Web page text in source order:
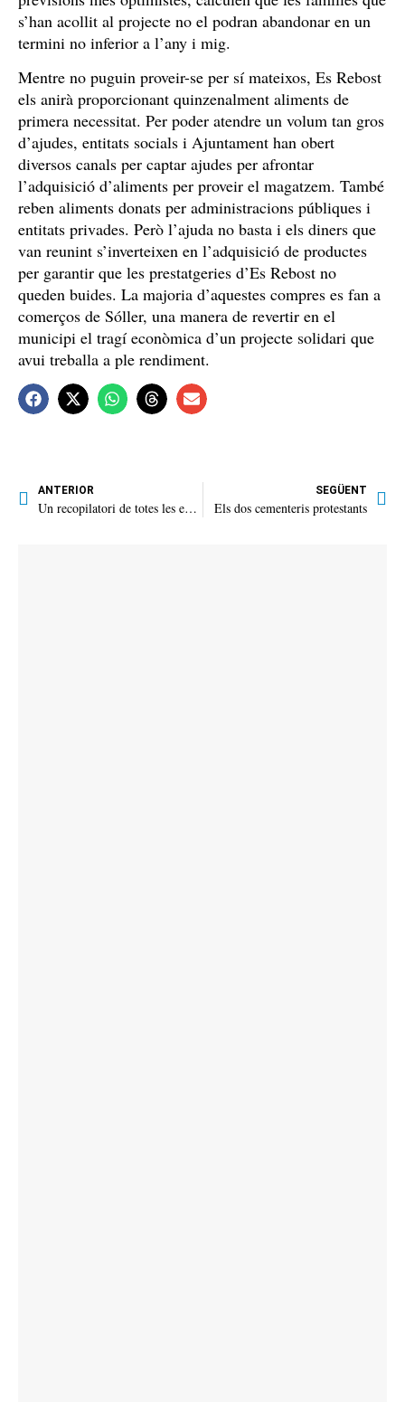
s’han acollit al projecte no el podran abandonar en un
termini no inferior a l’any i mig.
Mentre no puguin proveir-se per sí mateixos, Es Rebost
els anirà proporcionant quinzenalment aliments de
primera necessitat. Per poder atendre un volum tan gros
d’ajudes, entitats socials i Ajuntament han obert
diversos canals per captar ajudes per afrontar
l’adquisició d’aliments per proveir el magatzem. També
reben aliments donats per administracions públiques i
entitats privades. Però l’ajuda no basta i els diners que
van reunint s’inverteixen en l’adquisició de productes
per garantir que les prestatgeries d’Es Rebost no
queden buides. La majoria d’aquestes compres es fan a
comerços de Sóller, una manera de revertir en el
municipi el tragí econòmica d’un projecte solidari que
avui treballa a ple rendiment.
ANTERIOR
Un recopilatori de totes les edicions de la pujada al Puig Major
SEGÜENT
Els dos cementeris protestants